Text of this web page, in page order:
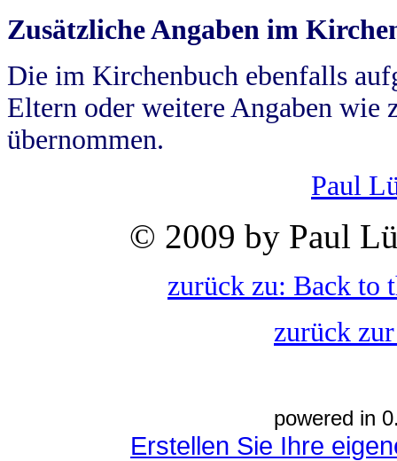
Zusätzliche Angaben im
Die im Kirchenbuch ebenfalls
Eltern oder weitere Angaben wie
übernommen.
Paul
© 2009 by Paul
zurück zu: Back to
zurück
powered in
Erstellen Sie Ihre